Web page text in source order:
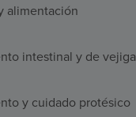
alimentación
intestinal y de vejiga
y cuidado protésico